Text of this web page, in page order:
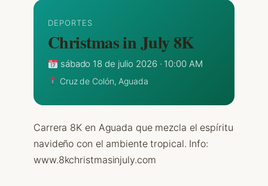
DEPORTES
Christmas in July 8K
sábado 18 de julio 2026 · 10:00 AM
Cruz de Colón, Aguada
Carrera 8K en Aguada que mezcla el espíritu
navideño con el ambiente tropical. Info:
www.8kchristmasinjuly.com